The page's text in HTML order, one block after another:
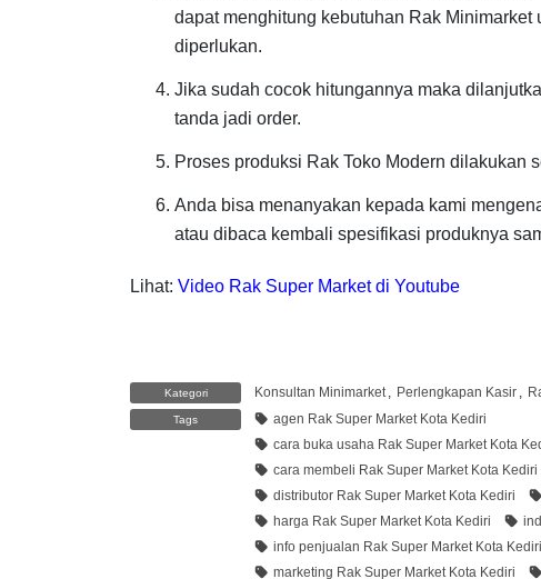
dapat menghitung kebutuhan Rak
diperlukan.
Jika sudah cocok hitungannya maka
tanda jadi order.
Proses produksi Rak Toko Modern dilakukan
Anda bisa menanyakan kepada kami
atau dibaca kembali spesifikasi produknya
Lihat: Video Rak Super Market di Youtube
Kategori Konsultan Minimarket , Perlengkapan Kasir ,
Tags
agen Rak Super Market Kota Kediri
cara buka usaha Rak Super Market Kota
cara membeli Rak Super Market Kota Kediri
distributor Rak Super Market Kota Kediri
harga Rak Super Market Kota Kediri
info penjualan Rak Super Market Kota Kediri
marketing Rak Super Market Kota Kediri